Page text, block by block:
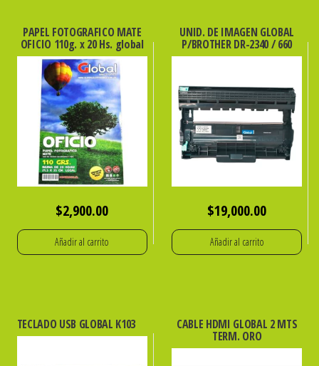
PAPEL FOTOGRAFICO MATE
OFICIO 110g. x 20 Hs. global
$2,900.00
Añadir al carrito
UNID. DE IMAGEN GLOBAL
P/BROTHER DR-2340 / 660
$19,000.00
Añadir al carrito
TECLADO USB GLOBAL K103 CABLE HDMI GLOBAL 2 MTS
TERM. ORO